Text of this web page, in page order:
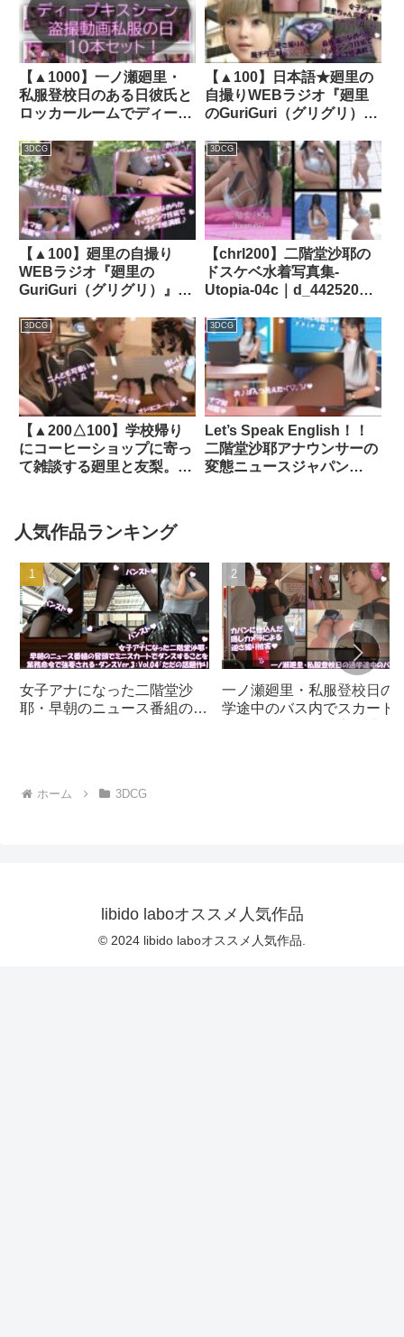
当選した宝くじの賞金7億
円を元手に設立した、「保
守の」「保守による」「保
守のための」女性モデル盗
撮特化型法人であった！
（犠牲者19:瑠華のセック
スシーン5）｜品番
（とスカートの中）を何者
かに盗撮される（PV17:黒
ヒョウ柄）｜d_328423│
Libido-Labo
【▲1000】一ノ瀬廻里・
私服登校日のある日彼氏と
ロッカールームでディープ
撮される:PV01-10までの
10本セット（いろいろパン
ティーからノーパンま
で！！）｜d_748089
【▲100】日本語★廻里の
自撮りWEBラジオ『廻里
のGuriGuri（グリグリ）
の間でインナーパンツ付き
スカートが大流行している
件について_03_スゴい風
チラ［日本語バージョン］
｜d_723311
3DCG
【▲100】廻里の自撮り
WEBラジオ『廻里の
GuriGuri（グリグリ）』＃
たことについて、男性リス
ナー諸氏の反応｜
d_361980│ Libido-Labo
3DCG
【chrl200】二階堂沙耶の
ドスケベ水着写真集-
Utopia-04c｜d_442520│
3DCG
【▲200△100】学校帰り
にコーヒーショップに寄っ
て雑談する廻里と友梨。
撮されて動画で出回ってい
る可能性がある件）｜
3DCG
Let’s Speak English！！
二階堂沙耶アナウンサーの
変態ニュースジャパン
人気作品ランキング
女子アナになった二階堂沙
耶・早朝のニュース番組の冒
OFF（のはず）のカメラが4
一ノ瀬廻里・私服登校日の
学途中のバス内でスカート
ホーム 3DCG
libido laboオススメ人気作品
© 2024 libido laboオススメ人気作品.